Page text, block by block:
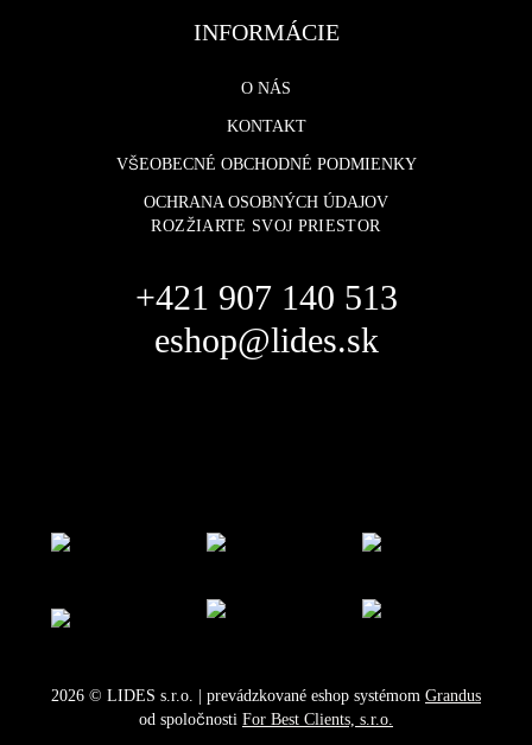
INFORMÁCIE
O NÁS
KONTAKT
VŠEOBECNÉ OBCHODNÉ PODMIENKY
OCHRANA OSOBNÝCH ÚDAJOV
ROZŽIARTE SVOJ PRIESTOR
+421 907 140 513
eshop@lides.sk
2026 © LIDES s.r.o. | prevádzkované eshop systémom Grandus
od spoločnosti For Best Clients, s.r.o.